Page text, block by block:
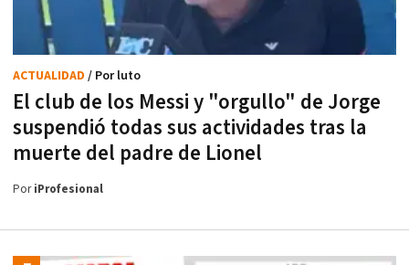
El club de los Messi y "orgullo" de Jorge
suspendió todas sus actividades tras la
muerte del padre de Lionel
ACTUALIDAD / Por luto
PoriProfesional